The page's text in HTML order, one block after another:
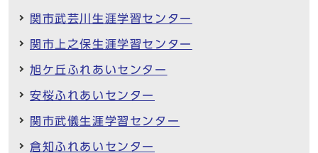
関市武芸川生涯学習センター
関市上之保生涯学習センター
旭ケ丘ふれあいセンター
安桜ふれあいセンター
関市武儀生涯学習センター
倉知ふれあいセンター